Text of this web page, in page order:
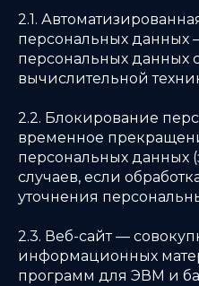
2.1.
персональных данных
персональных данных
вычислительной
2.2. Блокирование
временное
персональных данных
случаев, если
уточнения
2.3. Веб-сайт —
информационных
программ для ЭВМ и